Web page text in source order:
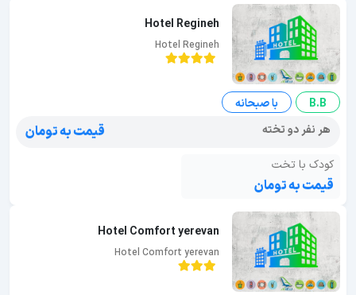
Hotel Regineh
Hotel Regineh
B.B
با صبحانه
هر نفر دو تخته
قیمت به تومان
کودک با تخت
قیمت به تومان
Hotel Comfort yerevan
Hotel Comfort yerevan